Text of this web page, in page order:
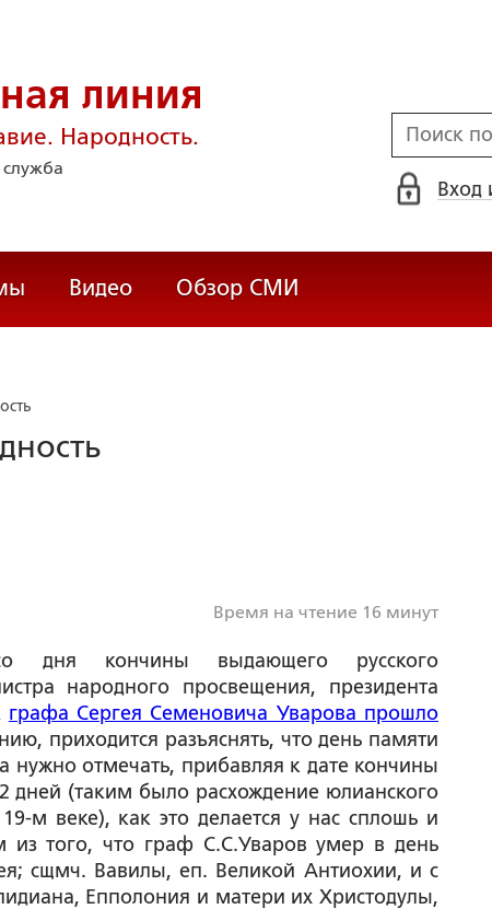
линия
Народность.
Вход
Видео Обзор СМИ
Время на чтение 16 минут
дня кончины выдающего русского
народного просвещения, президента
графа Сергея Семеновича Уварова прошло
приходится разъяснять, что день памяти
нужно отмечать, прибавляя к дате кончины
дней (таким было расхождение юлианского
м веке), как это делается у нас сплошь и
того, что граф С.С.Уваров умер в день
сщмч. Вавилы, еп. Великой Антиохии, и с
Епполония и матери их Христодулы,